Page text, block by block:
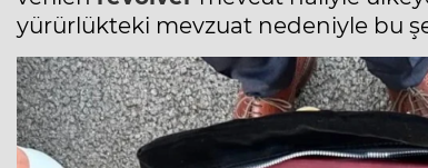
yürürlükteki mevzuat nedeniyle bu